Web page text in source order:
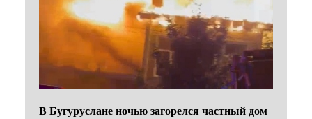
В Бугуруслане ночью загорелся частный дом